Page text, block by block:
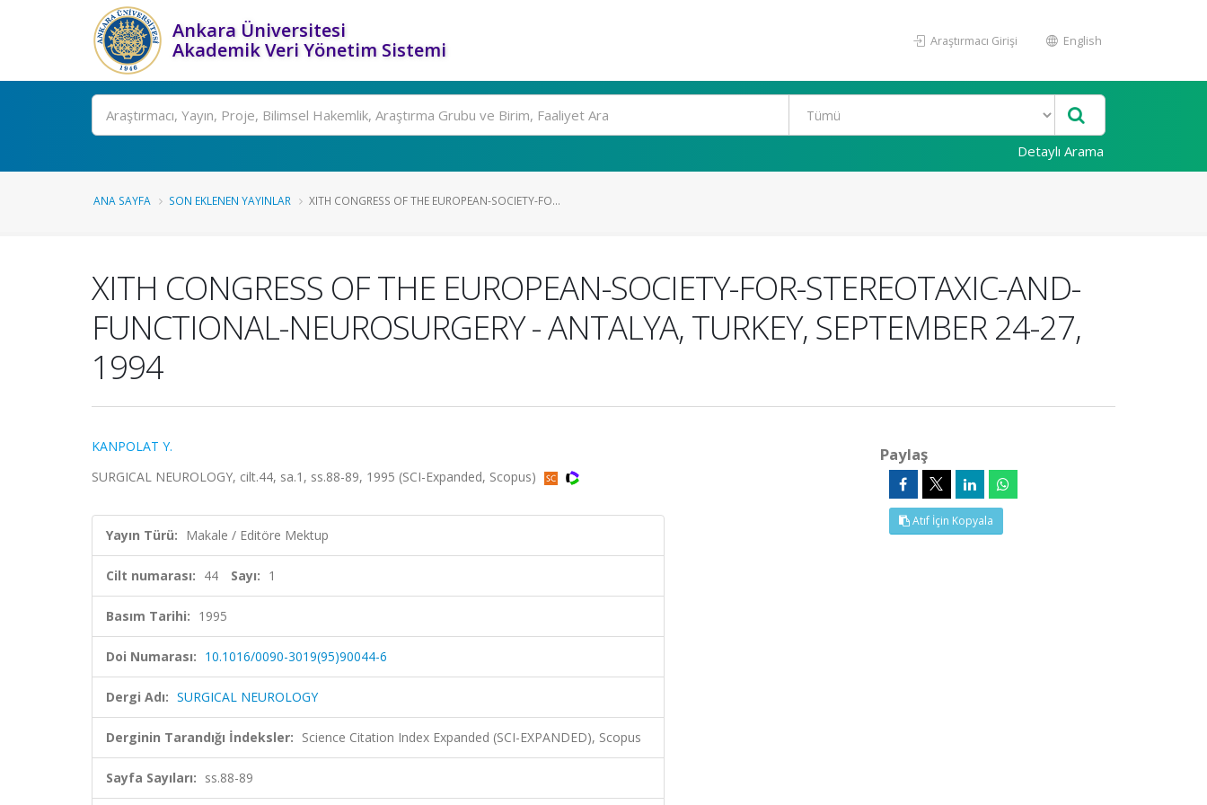
Ankara Üniversitesi
Akademik Veri Yönetim Sistemi
Araştırmacı Girişi English
Ara
Detaylı Arama
ANA SAYFA SON EKLENEN YAYINLAR XITH CONGRESS OF THE EUROPEAN-SOCIETY-FO...
XITH CONGRESS OF THE EUROPEAN-SOCIETY-FOR-STEREOTAXIC-AND-
FUNCTIONAL-NEUROSURGERY - ANTALYA, TURKEY, SEPTEMBER 24-27,
1994
KANPOLAT Y.
SURGICAL NEUROLOGY, cilt.44, sa.1, ss.88-89, 1995 (SCI-Expanded, Scopus)
Yayın Türü: Makale / Editöre Mektup
Cilt numarası: 44 Sayı: 1
Basım Tarihi: 1995
Doi Numarası: 10.1016/0090-3019(95)90044-6
Dergi Adı: SURGICAL NEUROLOGY
Derginin Tarandığı İndeksler: Science Citation Index Expanded (SCI-EXPANDED), Scopus
Sayfa Sayıları: ss.88-89
Paylaş
Atıf İçin Kopyala